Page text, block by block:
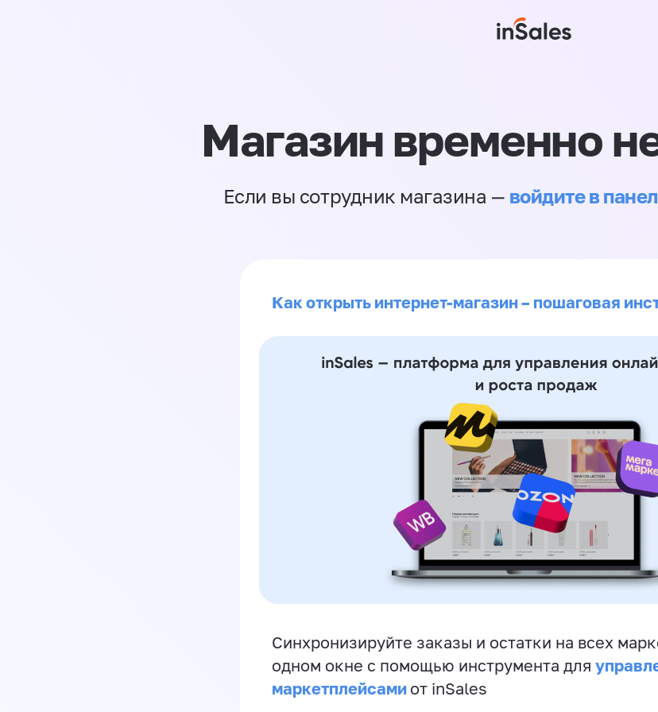
Магазин временно
Если вы сотрудник магазина — войдите в
Как открыть интернет-магазин – пошаговая
Синхронизируйте заказы и остатки на всех
одном окне с помощью инструмента для
маркетплейсами от inSales